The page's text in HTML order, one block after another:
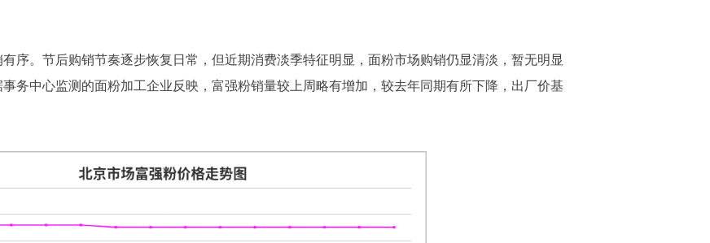
序。节后购销节奏逐步恢复日常，但近期消费淡季特征明显，面粉市场购销仍显清淡，暂无明显
务中心监测的面粉加工企业反映，富强粉销量较上周略有增加，较去年同期有所下降，出厂价基